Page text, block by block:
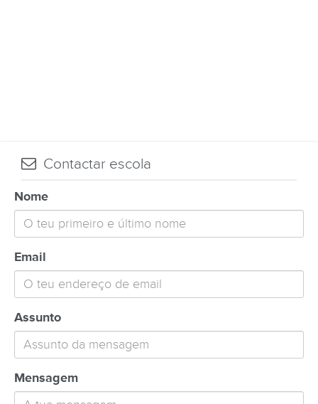
Contactar escola
Nome
Email
Assunto
Mensagem